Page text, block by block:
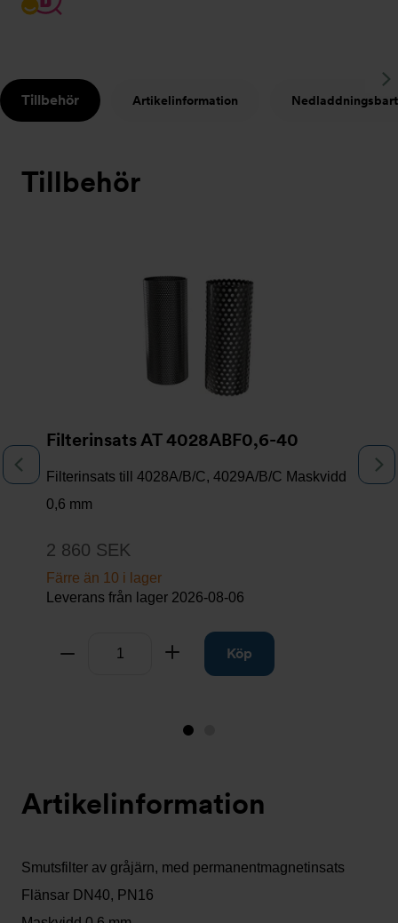
Tillbehör Artikelinformation Nedladdningsbart
Tillbehör
Filterinsats AT 4028ABF0,6-40
Filterinsats till 4028A/B/C, 4029A/B/C Maskvidd
0,6 mm
2 860 SEK
Färre än 10 i lager
Leverans från lager 2026-08-06
Ta bort Lägg tillKöp
Bild
nu)
Artikelinformation
Smutsfilter av gråjärn, med permanentmagnetinsats
Flänsar DN40, PN16